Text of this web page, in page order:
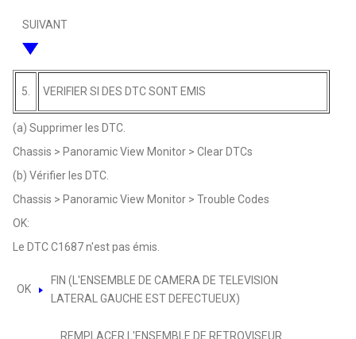
SUIVANT
5. VERIFIER SI DES DTC SONT EMIS
(a) Supprimer les DTC.
Chassis > Panoramic View Monitor > Clear DTCs
(b) Vérifier les DTC.
Chassis > Panoramic View Monitor > Trouble Codes
OK:
Le DTC C1687 n'est pas émis.
OK
FIN (L'ENSEMBLE DE CAMERA DE TELEVISION
LATERAL GAUCHE EST DEFECTUEUX)
REMPLACER L'ENSEMBLE DE RETROVISEUR